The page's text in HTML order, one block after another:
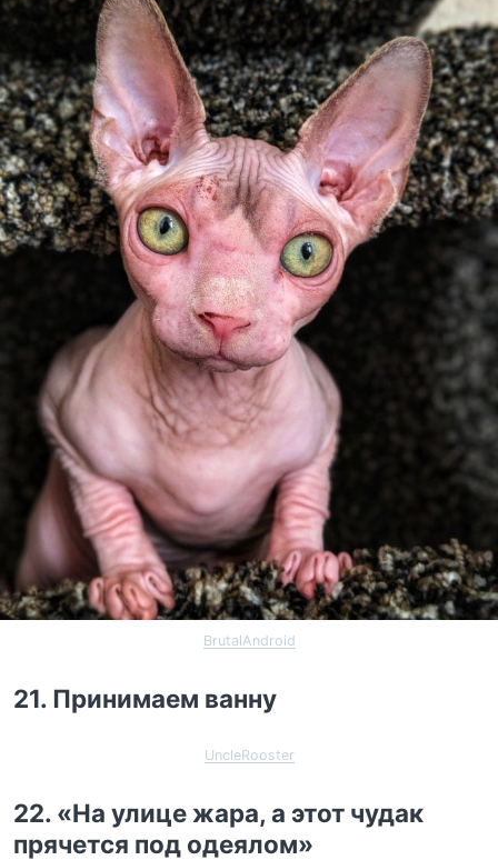
BrutalAndroid
21. Принимаем ванну
UncleRooster
22. «На улице жара, а этот чудак
прячется под одеялом»